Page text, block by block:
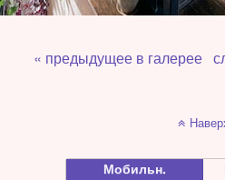
« предыдущее в галерее
Мобильн.